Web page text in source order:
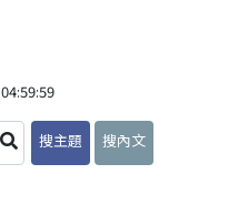
04:59:59
搜主題 搜內文